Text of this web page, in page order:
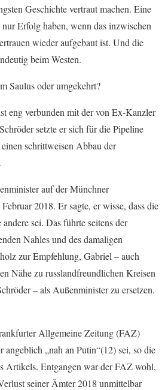
Geschichte vertraut machen. Eine
Erfolg haben, wenn das inzwischen
wieder aufgebaut ist. Und die
beim Westen.
Saulus oder umgekehrt?
eng verbunden mit der von Ex-Kanzler
setzte er sich für die Pipeline
schrittweisen Abbau der
auf der Münchner
2018. Er sagte, er wisse, dass die
sei. Das führte seitens der
Nahles und des damaligen
zur Empfehlung, Gabriel – auch
Nähe zu russlandfreundlichen Kreisen
– als Außenminister zu ersetzen.
Allgemeine Zeitung (FAZ)
„nah an Putin“(12) sei, so die
Artikels. Entgangen war der FAZ wohl,
seiner Ämter 2018 unmittelbar